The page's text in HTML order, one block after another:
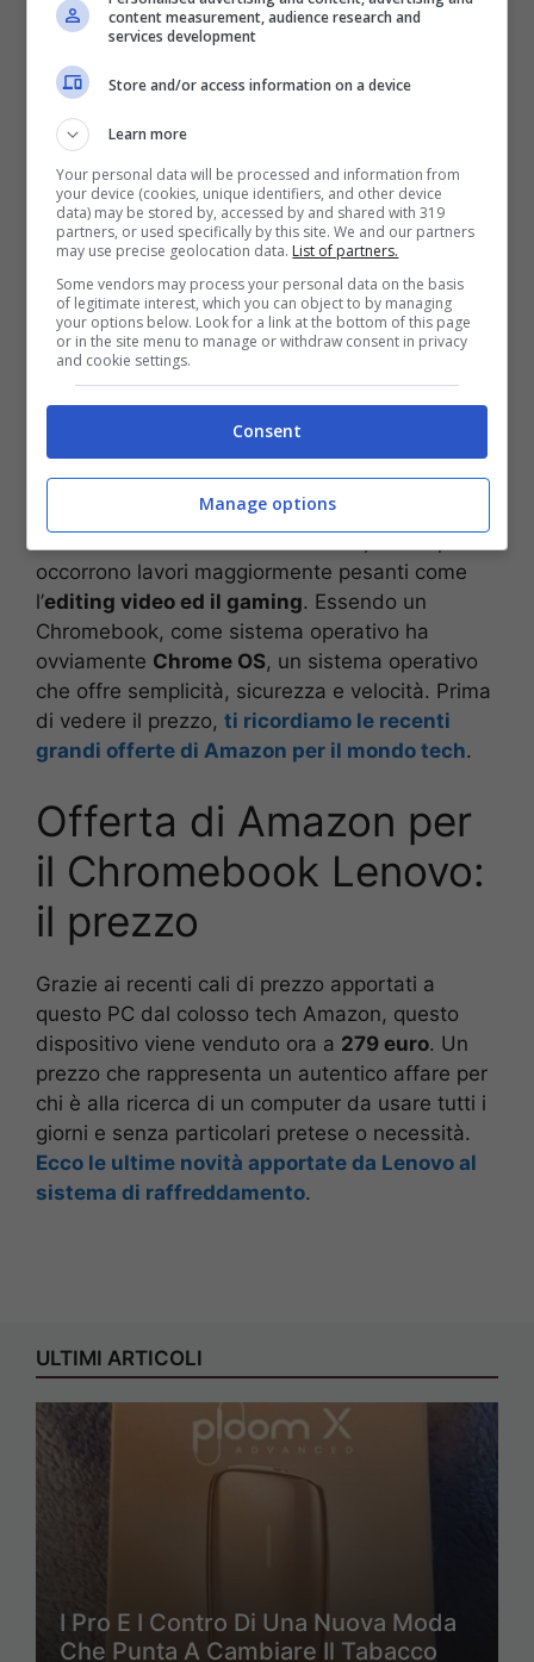
Il computer in questione ha delle caratteristiche
che possono soddisfare davvero una fetta di
utenti e di potenziali acquirenti davvero enorme.
Si tratta del Chromebook Lenovo. Il display è un
LCD Full HD da 15,6 pollici
massima di 250 nit. Il risultato è uno schermo
che si vede bene anche da angolature
differenti. La tastieranon è retroilluminatae la
digitazione risulta essere confortevole. Anche
nel momento in cui siamo esposti a delle
giornate di lungo ed intenso lavoro.
Il processoreIntel Celeron N4500è un
processore dual-core che garantisce un
consumo energetico
. Si tratta di un dispositivo
che offre un rendimento buono ed adatto ad
attività quotidiane che rientrano nell’ordinaria
occorrono lavori maggiormente pesanti come
l’editing video ed il gaming. Essendo un
Chromebook, come sistema operativo ha
ovviamente Chrome OS, un sistema operativo
che offre semplicità, sicurezza e velocità. Prima
di vedere il prezzo, ti ricordiamo le recenti
grandi offerte di Amazon per il mondo tech.
Offerta di Amazon per
il Chromebook Lenovo:
il prezzo
Grazie ai recenti cali di prezzo apportati a
questo PC dal colosso tech Amazon, questo
dispositivo viene venduto ora a 279 euro. Un
prezzo che rappresenta un autentico affare per
chi è alla ricerca di un computer da usare tutti i
giorni e senza particolari pretese o necessità.
Ecco le ultime novità apportate da Lenovo al
sistema di raffreddamento.
ULTIMI ARTICOLI
I Pro E I Contro Di Una Nuova Moda
Che Punta A Cambiare Il Tabacco
content measurement, audience research and
services development
Store and/or access information on a device
Learn more
Your personal data will be processed and information from
your device (cookies, unique identifiers, and other device
data) may be stored by, accessed by and shared with 319
partners, or used specifically by this site. We and our partners
may use precise geolocation data. List of partners.
Some vendors may process your personal data on the basis
of legitimate interest, which you can object to by managing
your options below. Look for a link at the bottom of this page
or in the site menu to manage or withdraw consent in privacy
and cookie settings.
Consent
Manage options